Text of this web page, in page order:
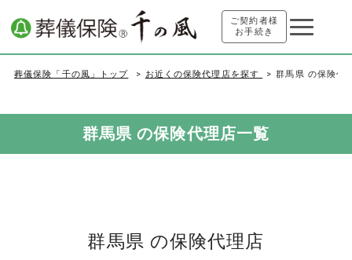
ご契約者様
お手続き
葬儀保険「千の風」トップ お近くの保険代理店を探す 群馬県 の保険代
群馬県 の保険代理店一覧
群馬県 の保険代理店